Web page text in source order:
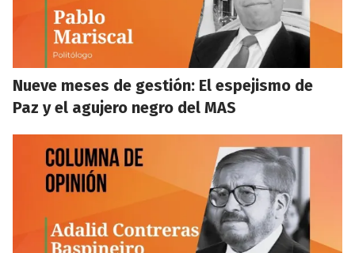
Nueve meses de gestión: El espejismo de
Paz y el agujero negro del MAS